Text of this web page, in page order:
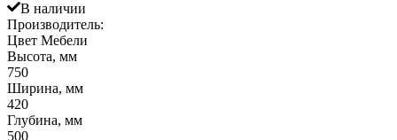
В наличии
Производитель:
Цвет Мебели
Высота, мм
750
Ширина, мм
420
Глубина, мм
500